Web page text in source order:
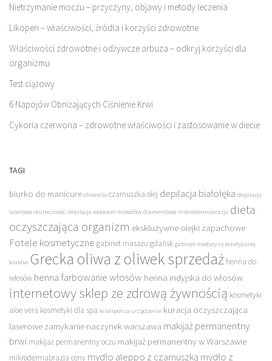
Nietrzymanie moczu – przyczyny, objawy i metody leczenia
Likopen – właściwości, źródła i korzyści zdrowotne
Właściwości zdrowotne i odżywcze arbuza – odkryj korzyści dla
organizmu
Test ciążowy
6 Napojów Obniżających Ciśnienie Krwi
Cykoria czerwona – zdrowotne właściwości i zastosowanie w diecie
TAGI
biurko do manicure chlorella czarnuszka olej depilacja białołęka depilacja
laserowa skuteczność depilacja woskiem mokotów diamentowa mikrodermabrazja dieta
oczyszczająca organizm ekskluzywne olejki zapachowe
Fotele kosmetyczne gabinet masażu gdańsk gabinet medycyny estetycznej
kraków Grecka oliwa z oliwek sprzedaż henna do
włosów henna farbowanie włosów henna indyjska do włosów
internetowy sklep ze zdrową żywnością kosmetyki
aloe vera kosmetyki dla spa kriolipoliza urządzenie kuracja oczyszczająca
laserowe zamykanie naczynek warszawa makijaż permanentny
brwi makijaż permanentny oczu makijaż permanentny w Warszawie
mikrodermabrazja ceny mydło aleppo z czarnuszką mydło z